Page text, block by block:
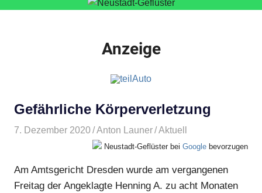
Anzeige
Gefährliche Körperverletzung
7. Dezember 2020 Anton Launer Aktuell
Neustadt-Geflüster bei Google bevorzugen
Am Amtsgericht Dresden wurde am vergangenen
Freitag der Angeklagte Henning A. zu acht Monaten